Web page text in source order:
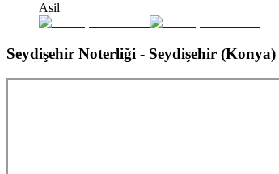
Asil
Seydişehir Noterliği - Seydişehir (Konya)